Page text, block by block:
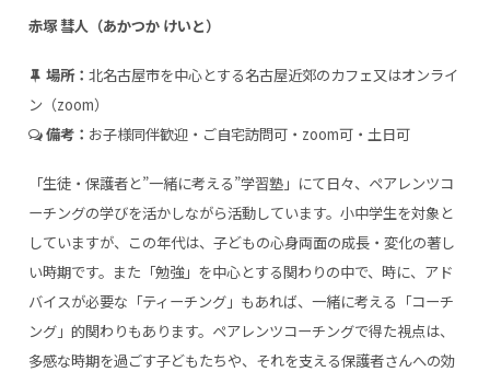
赤塚 彗人（あかつか けいと）
場所：北名古屋市を中心とする名古屋近郊のカフェ又はオンライ
ン（zoom）
備考： お子様同伴歓迎・ご自宅訪問可・zoom可・土日可
「生徒・保護者と”一緒に考える”学習塾」にて日々、ペアレンツコ
ーチングの学びを活かしながら活動しています。小中学生を対象と
していますが、この年代は、子どもの心身両面の成長・変化の著し
い時期です。また「勉強」を中心とする関わりの中で、時に、アド
バイスが必要な「ティーチング」もあれば、一緒に考える「コーチ
ング」的関わりもあります。ペアレンツコーチングで得た視点は、
多感な時期を過ごす子どもたちや、それを支える保護者さんへの効